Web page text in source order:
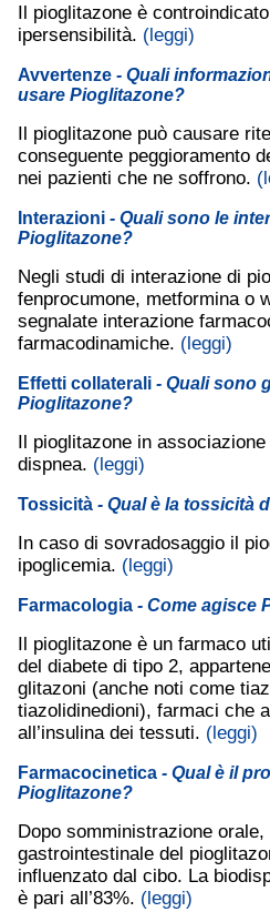
Il pioglitazone è
ipersensibilità. (leggi)
Avvertenze - Quali
usare Pioglitazone?
Il pioglitazone può causare
conseguente peggioramento
nei pazienti che ne soffrono.
Interazioni - Quali sono le
Pioglitazone?
Negli studi di interazione di
fenprocumone, metformina o
segnalate interazione
farmacodinamiche. (leggi)
Effetti collaterali - Quali sono
Pioglitazone?
Il pioglitazone in
dispnea. (leggi)
Tossicità - Qual è la tossicità
In caso di sovradosaggio il
ipoglicemia. (leggi)
Farmacologia - Come agisce
Il pioglitazone è un farmaco
del diabete di tipo 2,
glitazoni (anche noti come
tiazolidinedioni), farmaci che
all’insulina dei tessuti. (leggi)
Farmacocinetica - Qual è il
Pioglitazone?
Dopo somministrazione orale,
gastrointestinale del
influenzato dal cibo. La
è pari all’83%. (leggi)